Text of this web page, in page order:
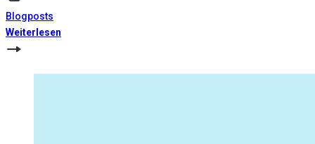
Blogposts
Weiterlesen